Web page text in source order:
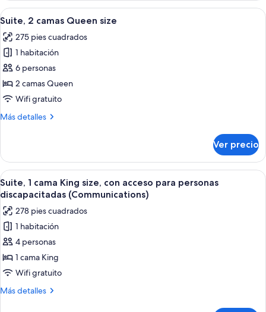
acceso
para
personas
discapacitadas
(Communications)
camas
size,
con
acceso
para
personas
discapacitadas
(Communications)
Abrir
todas
las
fotos
de
Suite,
2
Queen
Una habitación de hotel moderna
6
Suite, 2 camas Queen size
275 pies cuadrados
1 habitación
6 personas
2 camas Queen
Wifi gratuito
Más detalles
Más
2
camas
Queen
size
Ver precio
Abrir
todas
las
fotos
de
Suite,
1
cama
King
Edredón, caja de seguridad en la
10
Suite, 1 cama King size, con acceso para personas
discapacitadas (Communications)
278 pies cuadrados
1 habitación
4 personas
1 cama King
Wifi gratuito
Más detalles
Más